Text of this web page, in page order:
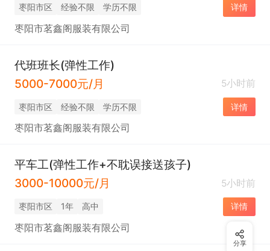
枣阳市区 经验不限 学历不限 详情
枣阳市茗鑫阁服装有限公司
代班班长(弹性工作)
5000-7000元/月
5小时前
枣阳市区 经验不限 学历不限 详情
枣阳市茗鑫阁服装有限公司
平车工(弹性工作+不耽误接送孩子)
3000-10000元/月
5小时前
枣阳市区 1年 高中 详情
枣阳市茗鑫阁服装有限公司
分享